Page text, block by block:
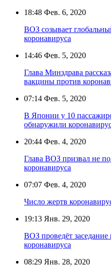
18:48 Фев. 6, 2020
ВОЗ созывает
коронавируса
14:46 Фев. 5, 2020
Глава Минздрава
вакцины против
07:14 Фев. 5, 2020
В Японии у 10
обнаружили
20:44 Фев. 4, 2020
Глава ВОЗ призвал не
коронавируса
07:07 Фев. 4, 2020
Число жертв
19:13 Янв. 29, 2020
ВОЗ проведёт
коронавируса
08:29 Янв. 28, 2020